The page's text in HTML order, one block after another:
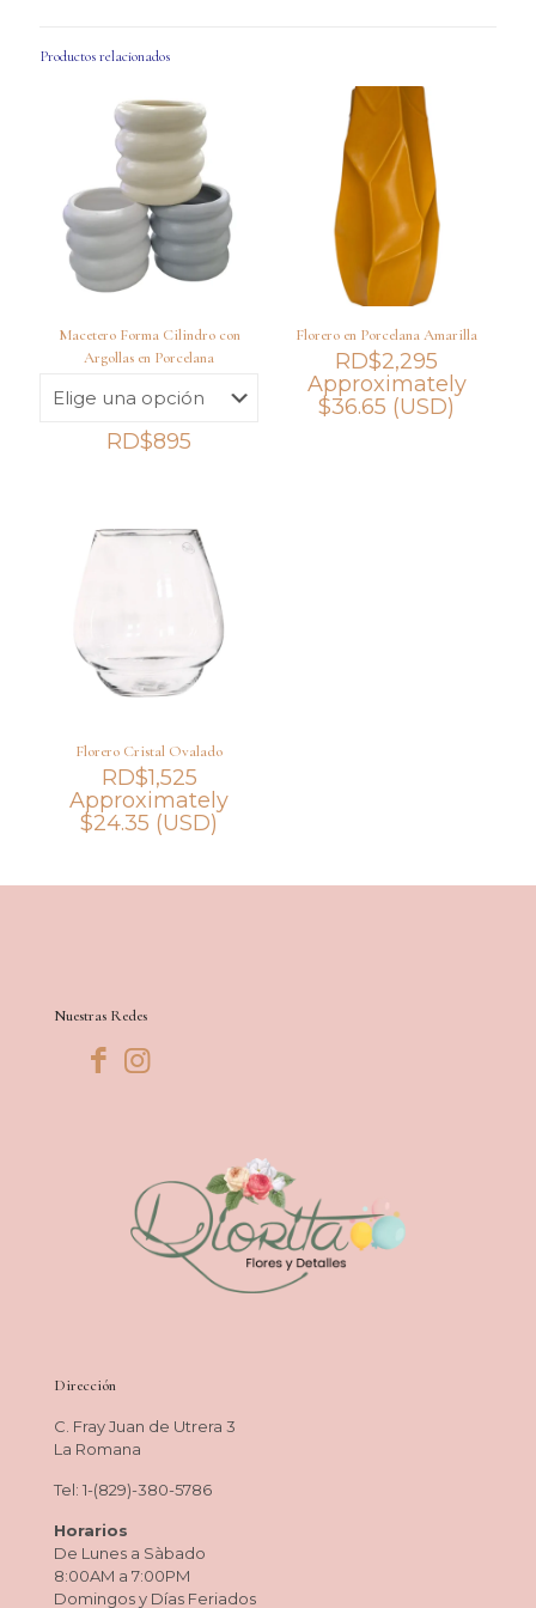
Productos relacionados
Macetero Forma Cilindro con
Argollas en Porcelana
RD$895
Florero en Porcelana Amarilla
RD$2,295
Approximately
$36.65 (USD)
Florero Cristal Ovalado
RD$1,525
Approximately
$24.35 (USD)
Nuestras Redes
Dirección
C. Fray Juan de Utrera 3
La Romana
Tel: 1-(829)-380-5786
Horarios
De Lunes a Sàbado
8:00AM a 7:00PM
Domingos y Días Feriados